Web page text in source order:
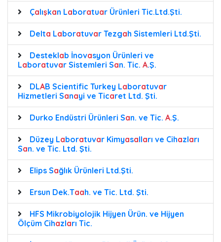
Çalışkan Laboratuar Ürünleri Tic.Ltd.Şti.
Delta Laboratuvar Tezgah Sistemleri Ltd.Şti.
Desteklab İnovasyon Ürünleri ve
Laboratuvar Sistemleri San. Tic. A.Ş.
DLAB Scientific Turkey Laboratuvar
Hizmetleri Sanayi ve Ticaret Ltd. Şti.
Durko Endüstri Ürünleri San. ve Tic. A.Ş.
Düzey Laboratuvar Kimyasalları ve Cihazları
San. ve Tic. Ltd. Şti.
Elips Sağlık Ürünleri Ltd.Şti.
Ersun Dek.Taah. ve Tic. Ltd. Şti.
HFS Mikrobiyolojik Hijyen Ürün. ve Hijyen
Ölçüm Cihazları Tic.